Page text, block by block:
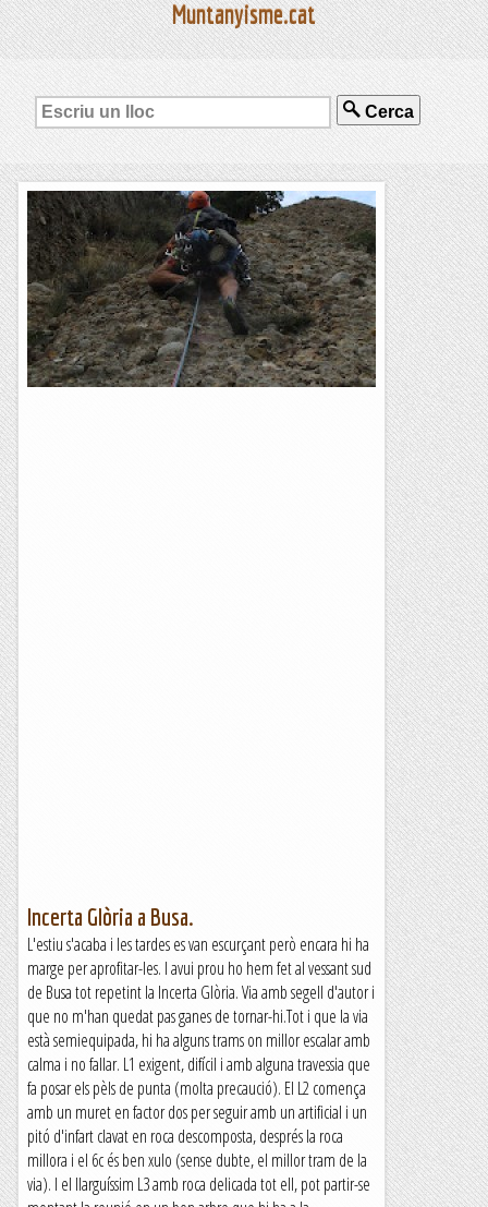
Muntanyisme.cat
Cerca
Incerta Glòria a Busa.
L'estiu s'acaba i les tardes es van escurçant però encara hi ha
marge per aprofitar-les. I avui prou ho hem fet al vessant sud
de Busa tot repetint la Incerta Glòria. Via amb segell d'autor i
que no m'han quedat pas ganes de tornar-hi.Tot i que la via
està semiequipada, hi ha alguns trams on millor escalar amb
calma i no fallar. L1 exigent, difícil i amb alguna travessia que
fa posar els pèls de punta (molta precaució). El L2 comença
amb un muret en factor dos per seguir amb un artificial i un
pitó d'infart clavat en roca descomposta, després la roca
millora i el 6c és ben xulo (sense dubte, el millor tram de la
via). I el llarguíssim L3 amb roca delicada tot ell, pot partir-se